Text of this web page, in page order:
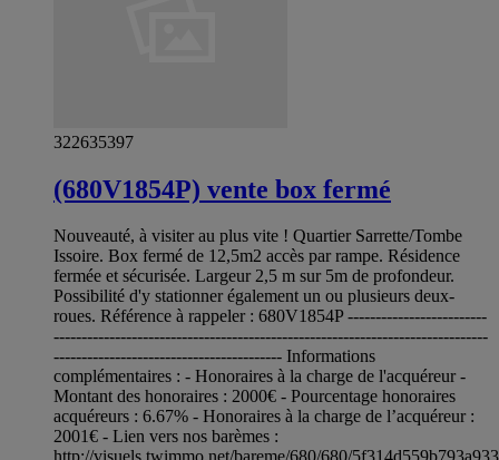
322635397
(680V1854P) vente box fermé
Nouveauté, à visiter au plus vite ! Quartier Sarrette/Tombe
Issoire. Box fermé de 12,5m2 accès par rampe. Résidence
fermée et sécurisée. Largeur 2,5 m sur 5m de profondeur.
Possibilité d'y stationner également un ou plusieurs deux-
roues. Référence à rappeler : 680V1854P -------------------------
------------------------------------------------------------------------------
----------------------------------------- Informations
complémentaires : - Honoraires à la charge de l'acquéreur -
Montant des honoraires : 2000€ - Pourcentage honoraires
acquéreurs : 6.67% - Honoraires à la charge de l’acquéreur :
2001€ - Lien vers nos barèmes :